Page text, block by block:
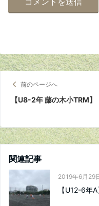
前のページへ
【U8-2年 藤の木小TRM】
関連記事
2019年6月29
【U12-6年